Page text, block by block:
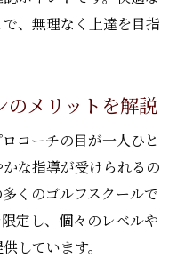
、無理なく上達を目指
のメリットを解説
コーチの目が一人ひと
な指導が受けられるの
くのゴルフスクールで
定し、個々のレベルや
しています。